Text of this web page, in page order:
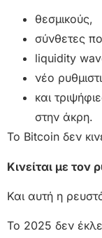
θεσμικούς,
σύνθετες
liquidity
νέο
και
στην άκρη.
Το Bitcoin δεν
Κινείται με τον
Και αυτή η
Το 2025 δεν